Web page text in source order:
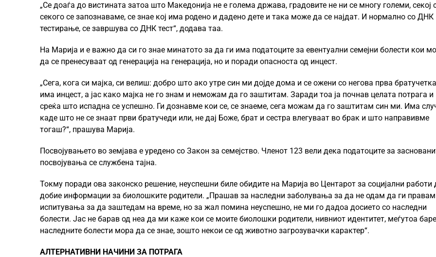
„Се доаѓа до вистината затоа што Македонија не е голема држава, градовите не ни се многу големи, секој
секого се запознаваме, се знае кој има родено и дадено дете и така може да се најдат. И нормално со ДНК
тестирање, се завршува со ДНК тест“, додава таа.
На Марија и е важно да си го знае минатото за да ги има податоците за евентуални семејни болести кои
да се пренесуваат од генерација на генерација, но и поради опасноста од инцест.
„Сега, кога си мајка, си велиш: добро што ако утре син ми дојде дома и се ожени со негова прва
има инцест, а јас како мајка не го знам и неможам да го заштитам. Заради тоа ја почнав целата потрага и
среќа што испадна се успешно. Ги дознавме кои се, се знаеме, сега можам да го заштитам син ми. Има
каде што не се знаат први братучеди или, не дај Боже, брат и сестра влегуваат во брак и што направивме
тогаш?“, прашува Марија.
Посвојувањето во земјава е уредено со Закон за семејство. Членот 123 вели дека податоците за
посвојувања се службена тајна.
Токму поради ова законско решение, неуспешни биле обидите на Марија во Центарот за социјални работи
добие информации за биолошките родители. „Прашав за наследни заболувања за да не одам да ги
испитувања за да заштедам на време, но за жал помина неуспешно, не ми го дадоа досието со наследни
болести. Јас не барав од неа да ми каже кои се моите биолошки родители, нивниот идентитет, меѓутоа
наследните болести мора да се знае, зошто некои се од животно загрозувачки карактер“.
АЛТЕРНАТИВНИ НАЧИНИ ЗА ПОТРАГА